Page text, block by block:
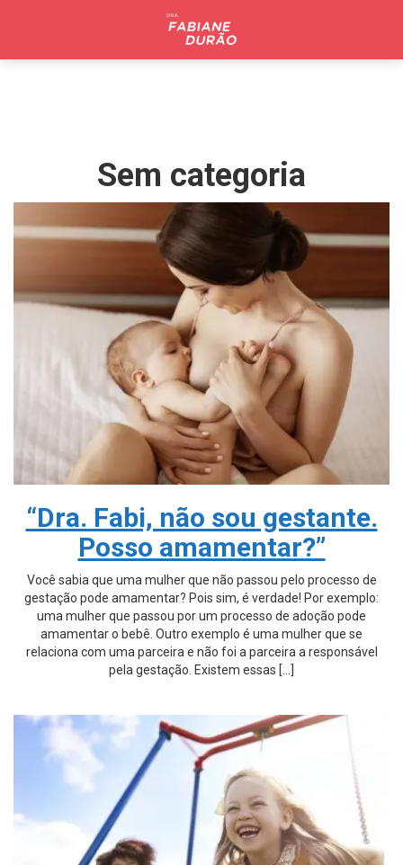
para
o
conteúdo
Sem categoria
“Dra. Fabi, não sou gestante.
Posso amamentar?”
Você sabia que uma mulher que não passou pelo processo de
gestação pode amamentar? Pois sim, é verdade! Por exemplo:
uma mulher que passou por um processo de adoção pode
amamentar o bebê. Outro exemplo é uma mulher que se
relaciona com uma parceira e não foi a parceira a responsável
pela gestação. Existem essas […]